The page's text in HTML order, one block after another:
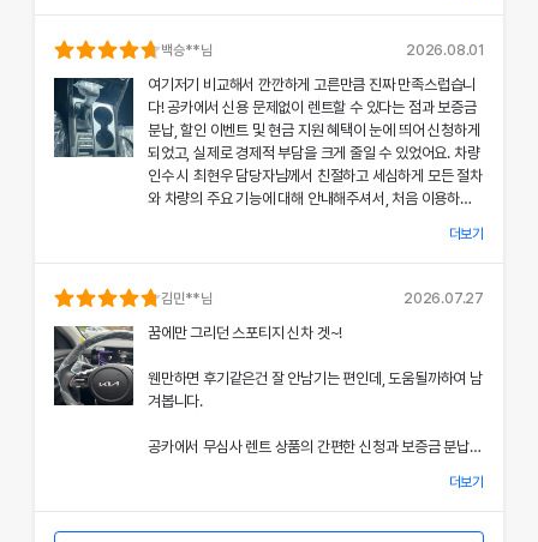
의 상태와 각종 기능에 대해 설명해주셔서, 처음 이용하는
분들도 부담 없이 서비스를 체험할 수 있었어요.
공카의 본부 직거래 시스템으로 중간 마진 없이 합리적인
렌트료를 제공받았고, 즉시 출고되는 신차 덕분에 긴급 상
황에서도 차질 없이 차량을 이용할 수 있었던 점이 특히 인
상 깊었어요.
쏘나타의 세련된 디자인과 최신 편의 기능, 그리고 안전 장
치에 대한 세심한 관리가 직접 눈으로 확인되면서 전체적인
다시 이용하고 싶은 강력한 동기가 되었어요.
돋보여 제게 잊지 못할 기억으로 남았으며, 이 만족스러운
백승**님 2026.08.01
여기저기 비교해서 깐깐하게 고른만큼 진짜 만족스럽습니
다! 공카에서 신용 문제없이 렌트할 수 있다는 점과 보증금
분납, 할인 이벤트 및 현금 지원 혜택이 눈에 띄어 신청하게
되었고, 실제로 경제적 부담을 크게 줄일 수 있었어요. 차량
인수 시 최현우 담당자님께서 친절하고 세심하게 모든 절차
와 차량의 주요 기능에 대해 안내해주셔서, 처음 이용하는
공카의 본부 직거래 시스템 덕분에 렌트료가 매우 합리적으
로 책정되었고, 필요할 때마다 즉시 출고되는 신차 시스템
은 제 일정에 맞춰 안정적으로 차량을 이용할 수 있도록 도
와주었어요.
쏘나타의 우아한 디자인과 최신 편의 기능, 그리고 안전장
치에 대한 상세한 설명은 제 기대 이상이었으며, 전 과정에
어요.
도 공카를 우선적으로 이용하게 만들 정도로 만족스러웠으
더보기
김민**님 2026.07.27
꿈에만 그리던 스포티지 신차 겟~!
웬만하면 후기같은건 잘 안남기는 편인데, 도움될까하여 남
겨봅니다.
공카에서 무심사 렌트 상품의 간편한 신청과 보증금 분납,
차량 인수 시 이준호 담당자님께서 따뜻하면서도 세심하게
더보기
'(주)공카'는 (이하 '회사'는) 고객님의 개인정보를 중요시하며, "정보
통신망 이용촉진 및 정보보호"에 관한 법률을 준수하고 있습니다.
회사는 개인정보처리방침을 통하여 고객님께서 제공하시는 개인정보
가 어떠한 용도와 방식으로 이용되고 있으며, 개인정보보호를 위해 어
떠한 조치가 취해지고 있는지 알려드립니다.
회사는 개인정보처리방침을 개정하는 경우 웹사이트 공지사항(또는